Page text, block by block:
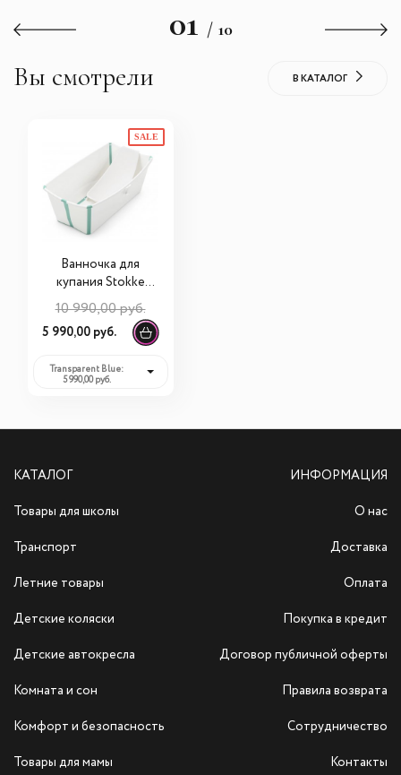
01 / 10
Вы смотрели В КАТАЛОГ
SALE
Ванночка для
купания Stokke
FlexiBath Bundle
Tub with Newborn
Support
10 990,00 руб.
5 990,00 руб.
Transparent Blue:
5 990,00 руб.
КАТАЛОГ
Товары для школы
Транспорт
Летние товары
Детские коляски
Детские автокресла
Комната и сон
Комфорт и безопасность
Товары для мамы
ИНФОРМАЦИЯ
О нас
Доставка
Оплата
Покупка в кредит
Договор публичной оферты
Правила возврата
Сотрудничество
Контакты